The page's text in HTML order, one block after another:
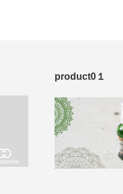
product0１